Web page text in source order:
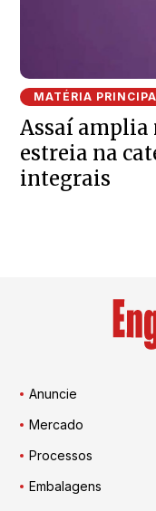
MATÉRIA
Assaí amplia
estreia na
integrais
Anuncie
Mercado
Processos
Embalagens